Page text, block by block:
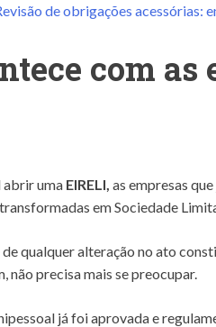
de obrigações acessórias:
com
abrir uma EIRELI, as empresas
em Sociedade
qualquer alteração no ato
não precisa mais se preocupar.
já foi aprovada e